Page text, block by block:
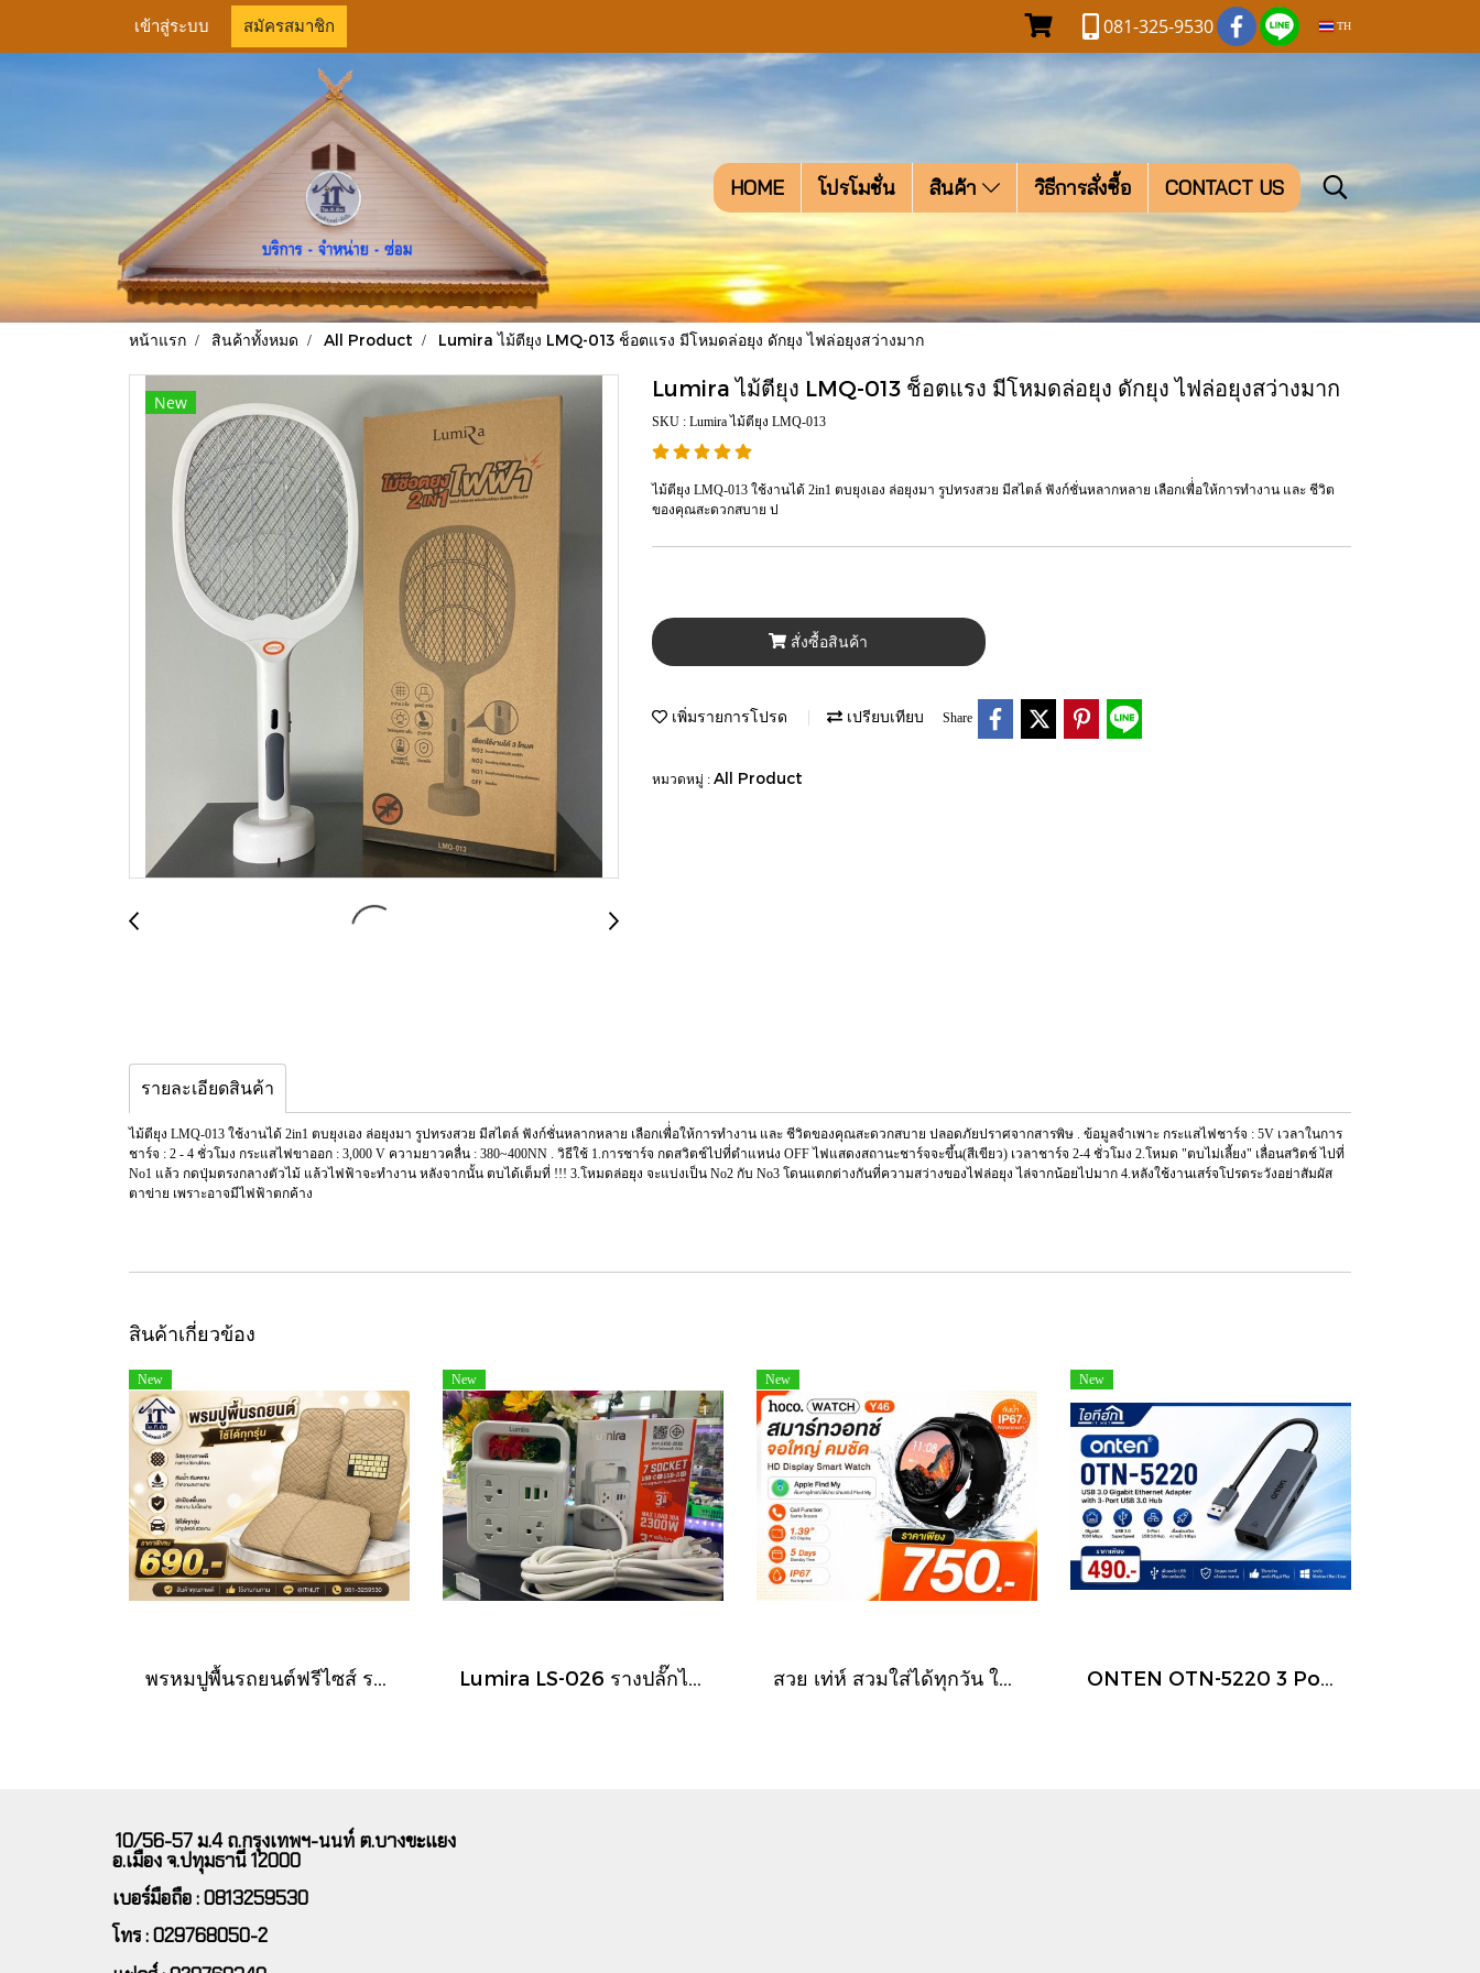
เข้าสู่ระบบ สมัครสมาชิก 081-325-9530 TH
HOME โปรโมชั่น สินค้า วิธีการสั่งซื้อ CONTACT US
หน้าแรก สินค้าทั้งหมด All Product Lumira ไม้ตียุง LMQ-013 ช็อตแรง มีโหมดล่อยุง ดักยุง ไฟล่อยุงสว่างมาก
New
Lumira ไม้ตียุง LMQ-013 ช็อตแรง มีโหมดล่อยุง ดักยุง ไฟล่อยุงสว่างมาก
SKU : Lumira ไม้ตียุง LMQ-013
ไม้ตียุง LMQ-013 ใช้งานได้ 2in1 ตบยุงเอง ล่อยุงมา รูปทรงสวย มีสไตล์ ฟังก์ชั่นหลากหลาย เลือกเพื่่อให้การทำงาน และ ชีวิต
ของคุณสะดวกสบาย ป
สั่งซื้อสินค้า
เพิ่มรายการโปรด เปรียบเทียบ Share
หมวดหมู่ : All Product
รายละเอียดสินค้า
ไม้ตียุง LMQ-013 ใช้งานได้ 2in1 ตบยุงเอง ล่อยุงมา รูปทรงสวย มีสไตล์ ฟังก์ชั่นหลากหลาย เลือกเพื่่อให้การทำงาน และ ชีวิตของคุณสะดวกสบาย ปลอดภัยปราศจากสารพิษ . ข้อมูลจำเพาะ กระแสไฟชาร์จ : 5V เวลาในการ
ชาร์จ : 2 - 4 ชั่วโมง กระแสไฟขาออก : 3,000 V ความยาวคลื่น : 380~400NN . วิธีใช้ 1.การชาร์จ กดสวิตช์ไปที่ตำแหน่ง OFF ไฟแสดงสถานะชาร์จจะขึ้น(สีเขียว) เวลาชาร์จ 2-4 ชั่วโมง 2.โหมด "ตบไม่เลี้ยง" เลื่อนสวิตช์ ไปที่
No1 แล้ว กดปุ่มตรงกลางตัวไม้ แล้วไฟฟ้าจะทำงาน หลังจากนั้น ตบได้เต็มที่ !!! 3.โหมดล่อยุง จะแบ่งเป็น No2 กับ No3 โดนแตกต่างกันที่ความสว่างของไฟล่อยุง ไล่จากน้อยไปมาก 4.หลังใช้งานเสร์จโปรดระวังอย่าสัมผัส
ตาข่าย เพราะอาจมีไฟฟ้าตกค้าง
สินค้าเกี่ยวข้อง
New New New New
10/56-57 ม.4 ถ.กรุงเทพฯ-นนท์ ต.บางขะแยง
อ.เมือง จ.ปทุมธานี 12000
เบอร์มือถือ : 0813259530
โทร : 029768050-2